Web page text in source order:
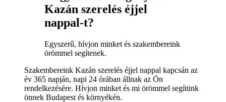
Kazán szerelés éjjel
nappal-t?
Egyszerű, hívjon minket és szakembereink
örömmel segítenek.
Szakembereink Kazán szerelés éjjel nappal kapcsán az
év 365 napján, napi 24 órában állnak az Ön
rendelkezésére. Hívjon minket és mi örömmel segítünk
önnek Budapest és környékén.